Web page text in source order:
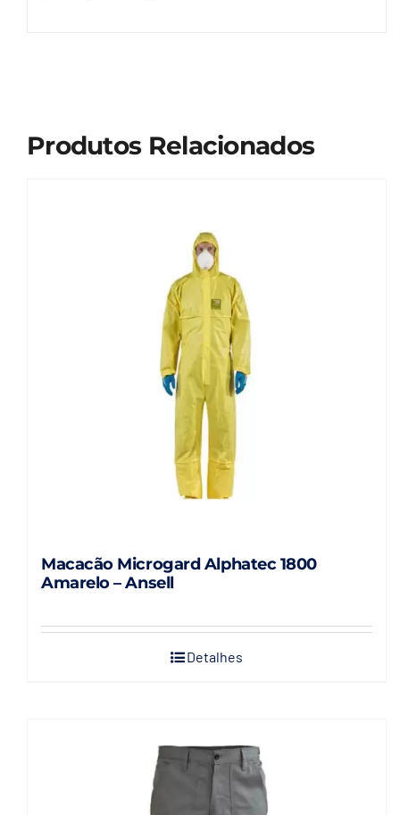
Produtos Relacionados
Macacão Microgard Alphatec 1800
Amarelo – Ansell
Detalhes